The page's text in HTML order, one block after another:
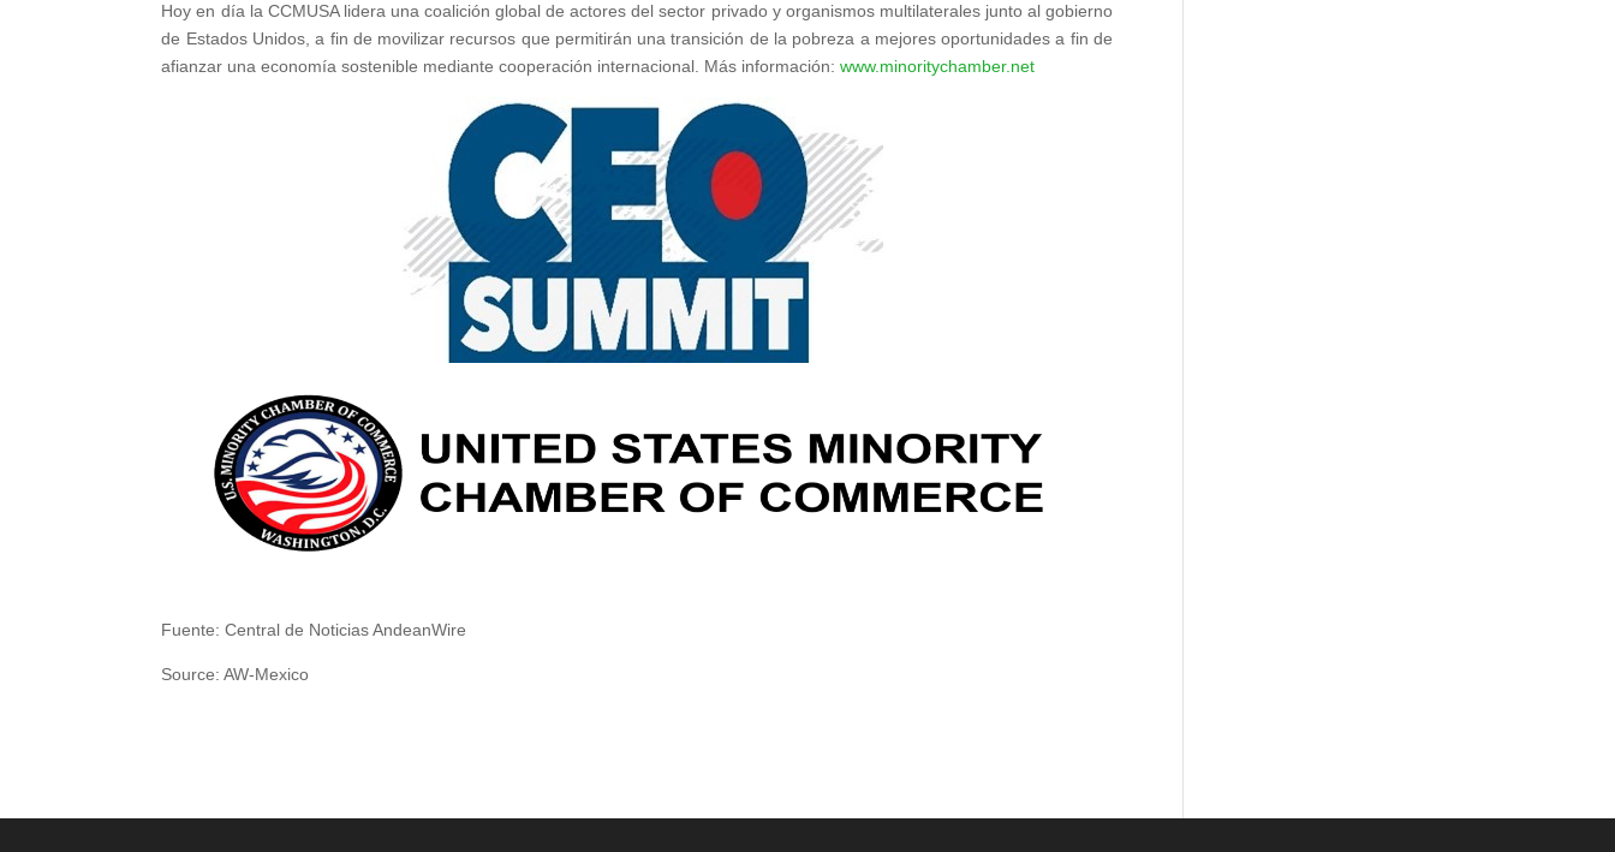
Hoy en día la CCMUSA lidera una coalición global de actores del sector privado y organismos multilaterales junto al gobierno
de Estados Unidos, a fin de movilizar recursos que permitirán una transición de la pobreza a mejores oportunidades a fin de
afianzar una economía sostenible mediante cooperación internacional. Más información:www.minoritychamber.net
Fuente: Central de Noticias AndeanWire
Source: AW-Mexico